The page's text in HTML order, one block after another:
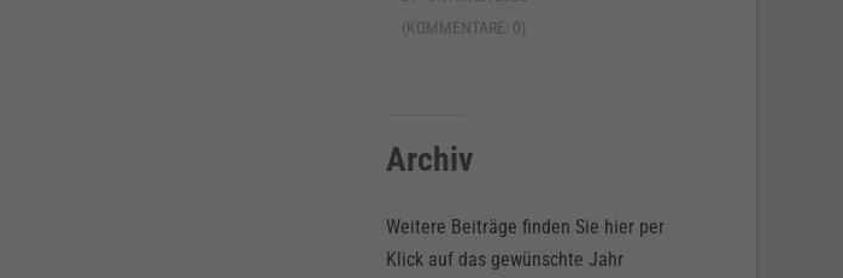
(KOMMENTARE: 0)
Archiv
Weitere Beiträge finden Sie hier per
Klick auf das gewünschte Jahr